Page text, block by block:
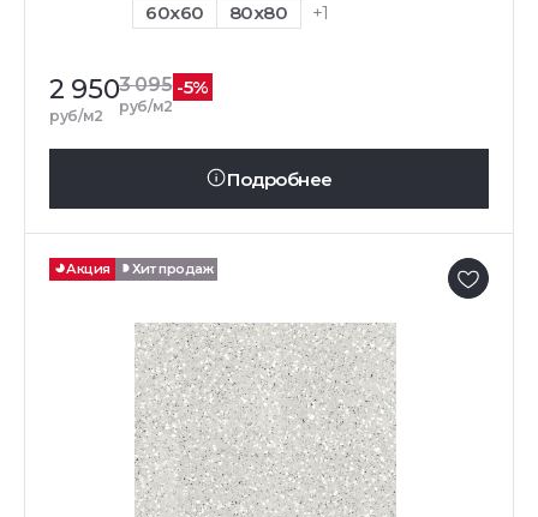
60x60 80x80 +1
2 950
руб/м2
3 095
руб/м2
-5%
Подробнее
Акция Хит продаж